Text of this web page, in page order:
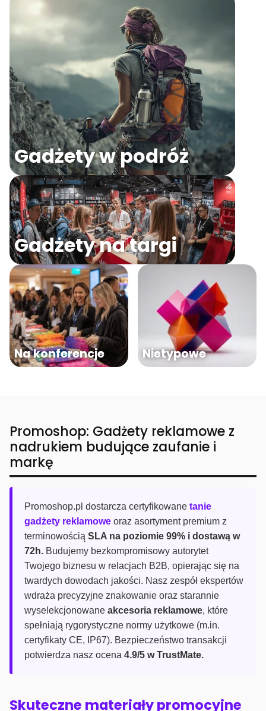
Gadżety w podróż
Gadżety na targi
Na konferencje Nietypowe
Promoshop: Gadżety reklamowe z
nadrukiem budujące zaufanie i
markę
Promoshop.pl dostarcza certyfikowane tanie
gadżety reklamowe oraz asortyment premium z
terminowością SLA na poziomie 99% i dostawą w
72h. Budujemy bezkompromisowy autorytet
Twojego biznesu w relacjach B2B, opierając się na
twardych dowodach jakości. Nasz zespół ekspertów
wdraża precyzyjne znakowanie oraz starannie
wyselekcjonowane akcesoria reklamowe, które
spełniają rygorystyczne normy użytkowe (m.in.
certyfikaty CE, IP67). Bezpieczeństwo transakcji
potwierdza nasz ocena 4.9/5 w TrustMate.
Skuteczne materiały promocyjne